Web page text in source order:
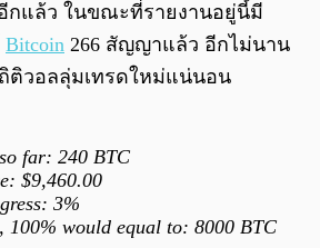
กแล้ว ในขณะที่รายงานอยู่นี้มี
Bitcoin 266 สัญญาแล้ว อีกไม่นาน
ติวอลลุ่มเทรดใหม่แน่นอน
far: 240 BTC
$9,460.00
3%
100% would equal to: 8000 BTC